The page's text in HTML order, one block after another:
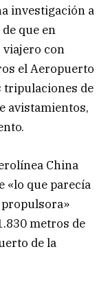
investigación a
que en
viajero con
el Aeropuerto
tripulaciones de
avistamientos,
China
«lo que parecía
metros de
de la